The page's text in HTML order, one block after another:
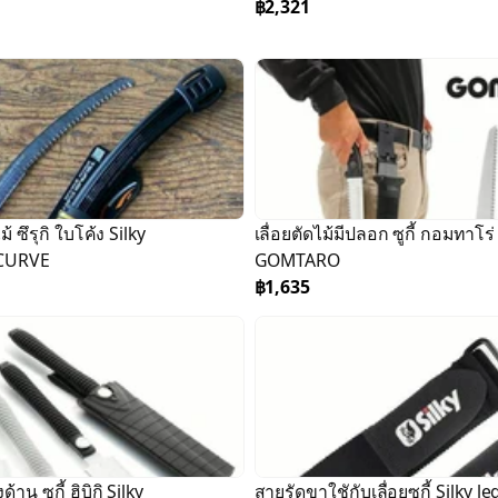
฿2,321
ซึรุกิ ใบโค้ง Silky
เลื่อยตัดไม้มีปลอก ซูกี้ กอมทาโร่
GOMTARO
฿1,635
ด้าน ซูกี้ ฮิบิกิ Silky สายรัดขาใชักับเลื่อยซูกี้ Silky